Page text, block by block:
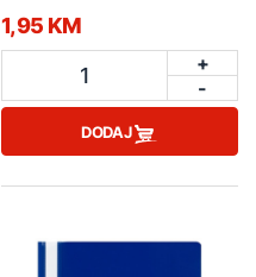
1,95 KM
1
+
-
DODAJ